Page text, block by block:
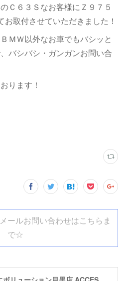
Ｃ６３Ｓなお客様にＺ９７５
お取付させていただきました！
ＭＷ以外なお車でもバシッと
バシバシ・ガンガンお問い合
ります！
ルお問い合わせはこちらま
で☆